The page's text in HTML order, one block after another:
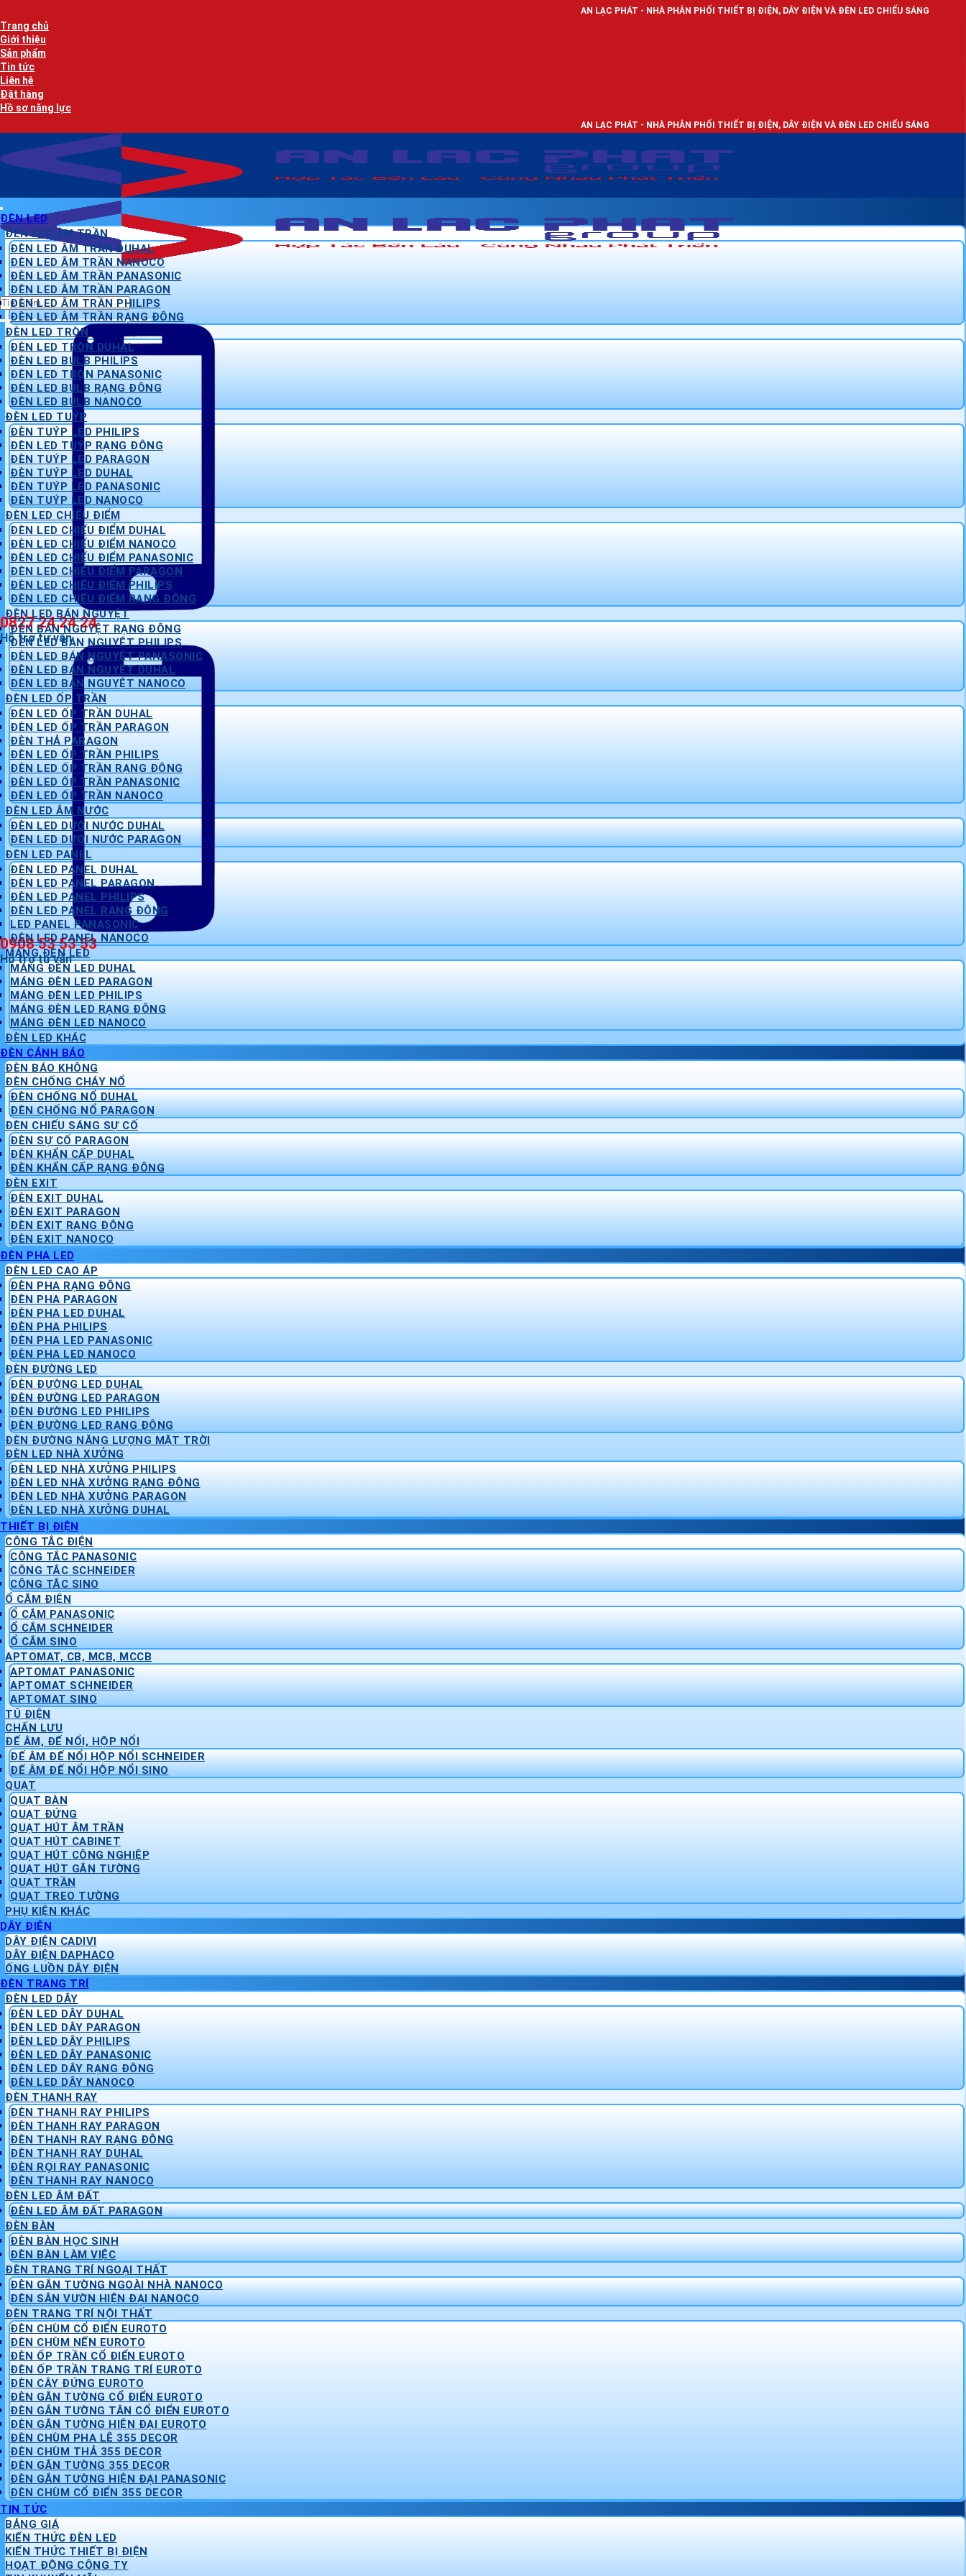
qua
nội
dung
AN LẠC PHÁT - NHÀ PHÂN PHỐI THIẾT BỊ ĐIỆN, DÂY ĐIỆN VÀ ĐÈN LED CHIẾU SÁNG
Trang chủ
Giới thiệu
Sản phẩm
Tin tức
Liên hệ
Đặt hàng
Hồ sơ năng lực
AN LẠC PHÁT - NHÀ PHÂN PHỐI THIẾT BỊ ĐIỆN, DÂY ĐIỆN VÀ ĐÈN LED CHIẾU SÁNG
Tìm
kiếm:
0827 24 24 24
Hỗ trợ tư vấn
0908 53 53 53
Hỗ trợ tư vấn
ĐÈN LED
ĐÈN LED ÂM TRẦN
ĐÈN LED ÂM TRẦN DUHAL
ĐÈN LED ÂM TRẦN NANOCO
ĐÈN LED ÂM TRẦN PANASONIC
ĐÈN LED ÂM TRẦN PARAGON
ĐÈN LED ÂM TRẦN PHILIPS
ĐÈN LED ÂM TRẦN RẠNG ĐÔNG
ĐÈN LED TRÒN
ĐÈN LED TRÒN DUHAL
ĐÈN LED BULB PHILIPS
ĐÈN LED TRÒN PANASONIC
ĐÈN LED BULB RẠNG ĐÔNG
ĐÈN LED BULB NANOCO
ĐÈN LED TUÝP
ĐÈN TUÝP LED PHILIPS
ĐÈN LED TUÝP RẠNG ĐÔNG
ĐÈN TUÝP LED PARAGON
ĐÈN TUÝP LED DUHAL
ĐÈN TUÝP LED PANASONIC
ĐÈN TUÝP LED NANOCO
ĐÈN LED CHIẾU ĐIỂM
ĐÈN LED CHIẾU ĐIỂM DUHAL
ĐÈN LED CHIẾU ĐIỂM NANOCO
ĐÈN LED CHIẾU ĐIỂM PANASONIC
ĐÈN LED CHIẾU ĐIỂM PARAGON
ĐÈN LED CHIẾU ĐIỂM PHILIPS
ĐÈN LED CHIẾU ĐIỂM RẠNG ĐÔNG
ĐÈN LED BÁN NGUYỆT
ĐÈN BÁN NGUYỆT RẠNG ĐÔNG
ĐÈN LED BÁN NGUYỆT PHILIPS
ĐÈN LED BÁN NGUYỆT PANASONIC
ĐÈN LED BÁN NGUYỆT DUHAL
ĐÈN LED BÁN NGUYỆT NANOCO
ĐÈN LED ỐP TRẦN
ĐÈN LED ỐP TRẦN DUHAL
ĐÈN LED ỐP TRẦN PARAGON
ĐÈN THẢ PARAGON
ĐÈN LED ỐP TRẦN PHILIPS
ĐÈN LED ỐP TRẦN RẠNG ĐÔNG
ĐÈN LED ỐP TRẦN PANASONIC
ĐÈN LED ỐP TRẦN NANOCO
ĐÈN LED ÂM NƯỚC
ĐÈN LED DƯỚI NƯỚC DUHAL
ĐÈN LED DƯỚI NƯỚC PARAGON
ĐÈN LED PANEL
ĐÈN LED PANEL DUHAL
ĐÈN LED PANEL PARAGON
ĐÈN LED PANEL PHILIPS
ĐÈN LED PANEL RẠNG ĐÔNG
LED PANEL PANASONIC
ĐÈN LED PANEL NANOCO
MÁNG ĐÈN LED
MÁNG ĐÈN LED DUHAL
MÁNG ĐÈN LED PARAGON
MÁNG ĐÈN LED PHILIPS
MÁNG ĐÈN LED RẠNG ĐÔNG
MÁNG ĐÈN LED NANOCO
ĐÈN LED KHÁC
ĐÈN CẢNH BÁO
ĐÈN BÁO KHÔNG
ĐÈN CHỐNG CHÁY NỔ
ĐÈN CHỐNG NỔ DUHAL
ĐÈN CHỐNG NỔ PARAGON
ĐÈN CHIẾU SÁNG SỰ CỐ
ĐÈN SỰ CỐ PARAGON
ĐÈN KHẨN CẤP DUHAL
ĐÈN KHẨN CẤP RẠNG ĐÔNG
ĐÈN EXIT
ĐÈN EXIT DUHAL
ĐÈN EXIT PARAGON
ĐÈN EXIT RẠNG ĐÔNG
ĐÈN EXIT NANOCO
ĐÈN PHA LED
ĐÈN LED CAO ÁP
ĐÈN PHA RẠNG ĐÔNG
ĐÈN PHA PARAGON
ĐÈN PHA LED DUHAL
ĐÈN PHA PHILIPS
ĐÈN PHA LED PANASONIC
ĐÈN PHA LED NANOCO
ĐÈN ĐƯỜNG LED
ĐÈN ĐƯỜNG LED DUHAL
ĐÈN ĐƯỜNG LED PARAGON
ĐÈN ĐƯỜNG LED PHILIPS
ĐÈN ĐƯỜNG LED RẠNG ĐÔNG
ĐÈN ĐƯỜNG NĂNG LƯỢNG MẶT TRỜI
ĐÈN LED NHÀ XƯỞNG
ĐÈN LED NHÀ XƯỞNG PHILIPS
ĐÈN LED NHÀ XƯỞNG RẠNG ĐÔNG
ĐÈN LED NHÀ XƯỞNG PARAGON
ĐÈN LED NHÀ XƯỞNG DUHAL
THIẾT BỊ ĐIỆN
CÔNG TẮC ĐIỆN
CÔNG TẮC PANASONIC
CÔNG TẮC SCHNEIDER
CÔNG TẮC SINO
Ổ CẮM ĐIỆN
Ổ CẮM PANASONIC
Ổ CẮM SCHNEIDER
Ổ CẮM SINO
APTOMAT, CB, MCB, MCCB
APTOMAT PANASONIC
APTOMAT SCHNEIDER
APTOMAT SINO
TỦ ĐIỆN
CHẤN LƯU
ĐẾ ÂM, ĐẾ NỔI, HỘP NỔI
ĐẾ ÂM ĐẾ NỔI HỘP NỔI SCHNEIDER
ĐẾ ÂM ĐẾ NỔI HỘP NỔI SINO
QUẠT
QUẠT BÀN
QUẠT ĐỨNG
QUẠT HÚT ÂM TRẦN
QUẠT HÚT CABINET
QUẠT HÚT CÔNG NGHIỆP
QUẠT HÚT GẮN TƯỜNG
QUẠT TRẦN
QUẠT TREO TƯỜNG
PHỤ KIỆN KHÁC
DÂY ĐIỆN
DÂY ĐIỆN CADIVI
DÂY ĐIỆN DAPHACO
ỐNG LUỒN DÂY ĐIỆN
ĐÈN TRANG TRÍ
ĐÈN LED DÂY
ĐÈN LED DÂY DUHAL
ĐÈN LED DÂY PARAGON
ĐÈN LED DÂY PHILIPS
ĐÈN LED DÂY PANASONIC
ĐÈN LED DÂY RẠNG ĐÔNG
ĐÈN LED DÂY NANOCO
ĐÈN THANH RAY
ĐÈN THANH RAY PHILIPS
ĐÈN THANH RAY PARAGON
ĐÈN THANH RAY RẠNG ĐÔNG
ĐÈN THANH RAY DUHAL
ĐÈN RỌI RAY PANASONIC
ĐÈN THANH RAY NANOCO
ĐÈN LED ÂM ĐẤT
ĐÈN LED ÂM ĐẤT PARAGON
ĐÈN BÀN
ĐÈN BÀN HỌC SINH
ĐÈN BÀN LÀM VIỆC
ĐÈN TRANG TRÍ NGOẠI THẤT
ĐÈN GẮN TƯỜNG NGOÀI NHÀ NANOCO
ĐÈN SÂN VƯỜN HIỆN ĐẠI NANOCO
ĐÈN TRANG TRÍ NỘI THẤT
ĐÈN CHÙM CỔ ĐIỂN EUROTO
ĐÈN CHÙM NẾN EUROTO
ĐÈN ỐP TRẦN CỔ ĐIỂN EUROTO
ĐÈN ỐP TRẦN TRANG TRÍ EUROTO
ĐÈN CÂY ĐỨNG EUROTO
ĐÈN GẮN TƯỜNG CỔ ĐIỂN EUROTO
ĐÈN GẮN TƯỜNG TÂN CỔ ĐIỂN EUROTO
ĐÈN GẮN TƯỜNG HIỆN ĐẠI EUROTO
ĐÈN CHÙM PHA LÊ 355 DECOR
ĐÈN CHÙM THẢ 355 DECOR
ĐÈN GẮN TƯỜNG 355 DECOR
ĐÈN GẮN TƯỜNG HIỆN ĐẠI PANASONIC
ĐÈN CHÙM CỔ ĐIỂN 355 DECOR
TIN TỨC
BẢNG GIÁ
KIẾN THỨC ĐÈN LED
KIẾN THỨC THIẾT BỊ ĐIỆN
HOẠT ĐỘNG CÔNG TY